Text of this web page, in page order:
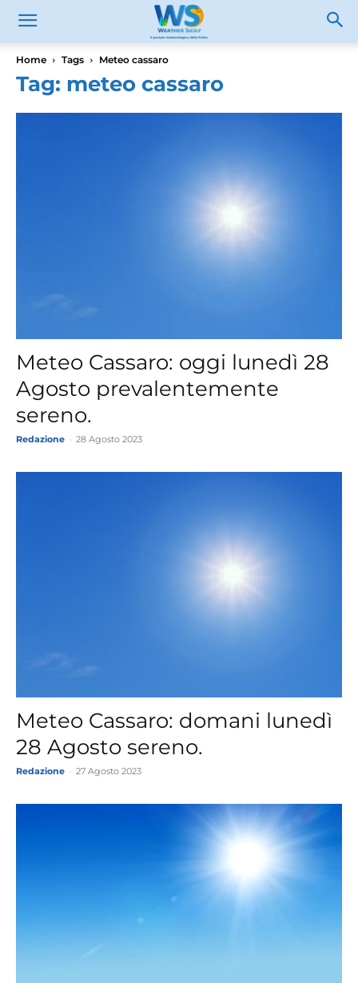
Home Tags Meteo cassaro
Tag: meteo cassaro
Meteo Cassaro: oggi lunedì 28
Agosto prevalentemente
sereno.
Redazione 28 Agosto 2023
Meteo Cassaro: domani lunedì
28 Agosto sereno.
Redazione 27 Agosto 2023